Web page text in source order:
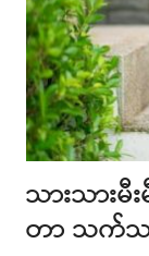
သားသားမီ
တာ သက်သ